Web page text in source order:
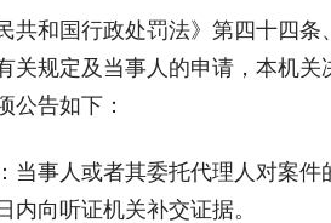
共和国行政处罚法》第四十四
关规定及当事人的申请，本机
公告如下：
当事人或者其委托代理人对案
内向听证机关补交证据。